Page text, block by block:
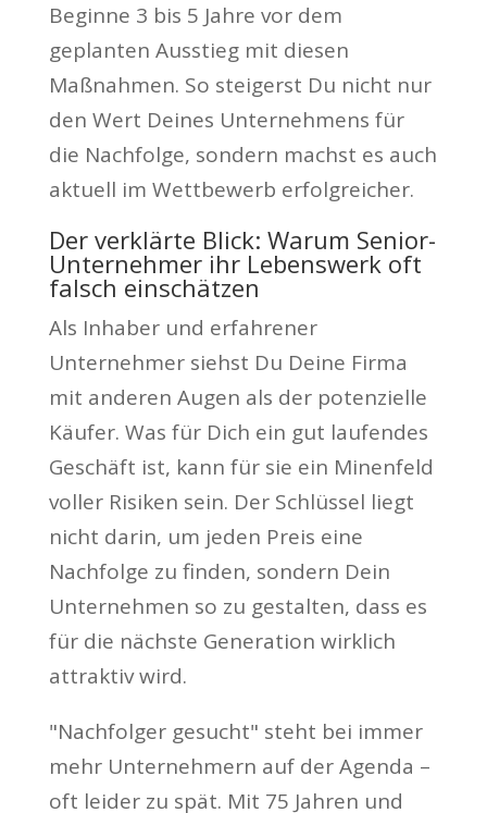
Beginne 3 bis 5 Jahre vor dem
geplanten Ausstieg mit diesen
Maßnahmen. So steigerst Du nicht nur
den Wert Deines Unternehmens für
die Nachfolge, sondern machst es auch
aktuell im Wettbewerb erfolgreicher.
Der verklärte Blick: Warum Senior-
Unternehmer ihr Lebenswerk oft
falsch einschätzen
Als Inhaber und erfahrener
Unternehmer siehst Du Deine Firma
mit anderen Augen als der potenzielle
Käufer. Was für Dich ein gut laufendes
Geschäft ist, kann für sie ein Minenfeld
voller Risiken sein. Der Schlüssel liegt
nicht darin, um jeden Preis eine
Nachfolge zu finden, sondern Dein
Unternehmen so zu gestalten, dass es
für die nächste Generation wirklich
attraktiv wird.
"Nachfolger gesucht" steht bei immer
mehr Unternehmern auf der Agenda –
oft leider zu spät. Mit 75 Jahren und